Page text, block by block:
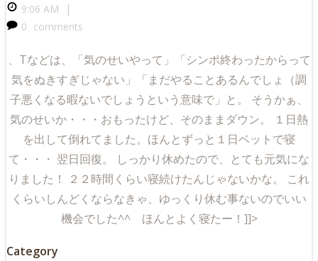
9:06 AM |
0 comments
、Tなどは、「気のせいやって」「シンポ終わったからって
気をぬきすぎじゃない」「まだやることあるんでしょ（調
子悪くなる暇ないでしょうという意味で」と。 そうかぁ、
気のせいか・・・おもったけど、そのままダウン。 １日熱
を出して倒れてました。ほんとずっと１日ベットで寝
て・・ ・ 翌日回復。 しっかり休めたので、とても元気にな
りました！ ２２時間くらい寝続けたんじゃないかな。 これ
くらいしんどくならなきゃ、ゆっくり休む事ないのでいい
機会でした^^ ほんとよく寝たー！]]>
Category